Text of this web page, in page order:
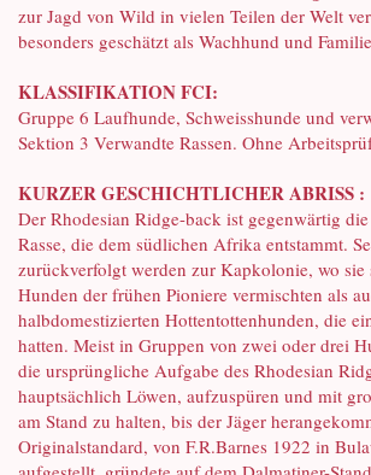
zur Jagd von Wild in vielen Teilen der Welt
besonders geschätzt als Wachhund und
KLASSIFIKATION FCI:
Gruppe 6 Laufhunde, Schweisshunde und
Sektion 3 Verwandte Rassen. Ohne
KURZER GESCHICHTLICHER ABRISS :
Der Rhodesian Ridge-back ist gegenwärtig
Rasse, die dem südlichen Afrika entstammt.
zurückverfolgt werden zur Kapkolonie, wo sie
Hunden der frühen Pioniere vermischten als
halbdomestizierten Hottentottenhunden, die
hatten. Meist in Gruppen von zwei oder drei
die ursprüngliche Aufgabe des Rhodesian
hauptsächlich Löwen, aufzuspüren und mit
am Stand zu halten, bis der Jäger
Originalstandard, von F.R.Barnes 1922 in